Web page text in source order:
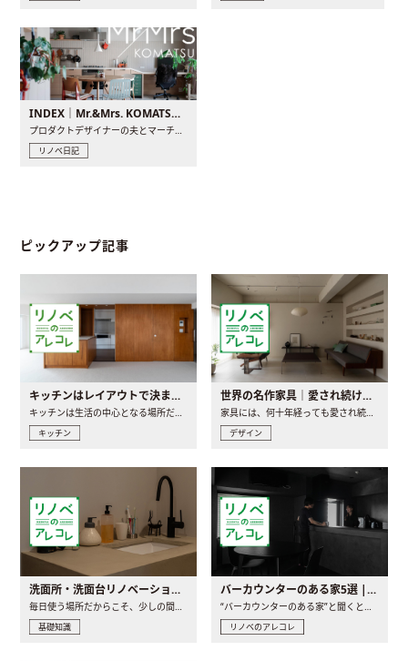
INDEX｜Mr.&Mrs. KOMATSU renovation diary
プロダクトデザイナーの夫とマーチャンダイザーの妻が、夫婦で..
リノベ日記
ピックアップ記事
キッチンはレイアウトで決まる。後悔しないための考え方と選び方
キッチンは生活の中心となる場所だからこそ、家の中のどこに置..
キッチン
世界の名作家具｜愛され続ける理由と一生モノとの出会い方
家具には、何十年経っても愛され続ける「名作」と呼ばれるもの..
デザイン
洗面所・洗面台リノベーションの事例と間取りアイデア
毎日使う場所だからこそ、少しの間取りの工夫や素材の選び方で..
基礎知識
バーカウンターのある家5選 | 日常に馴染む“距離の近い”キッチンとは
“バーカウンターのある家”と聞くと、少し特別な、大人のための..
リノベのアレコレ